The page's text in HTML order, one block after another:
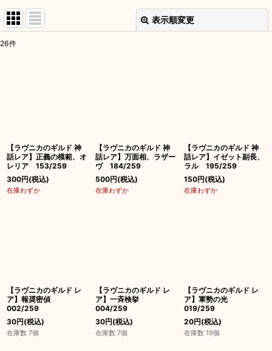
表示順変更
26件
【ラヴニカのギルド 神
話レア】正義の模範、オ
レリア 153/259
300円(税込)
在庫わずか
【ラヴニカのギルド 神
話レア】万面相、ラザー
ヴ 184/259
500円(税込)
在庫わずか
【ラヴニカのギルド 神
話レア】イゼット副長、
ラル 195/259
150円(税込)
在庫わずか
【ラヴニカのギルド レ
ア】報奨密偵
002/259
30円(税込)
在庫数 7個
【ラヴニカのギルド レ
ア】一斉検挙
004/259
30円(税込)
在庫数 7個
【ラヴニカのギルド レ
ア】軍勢の光
019/259
20円(税込)
在庫数 19個